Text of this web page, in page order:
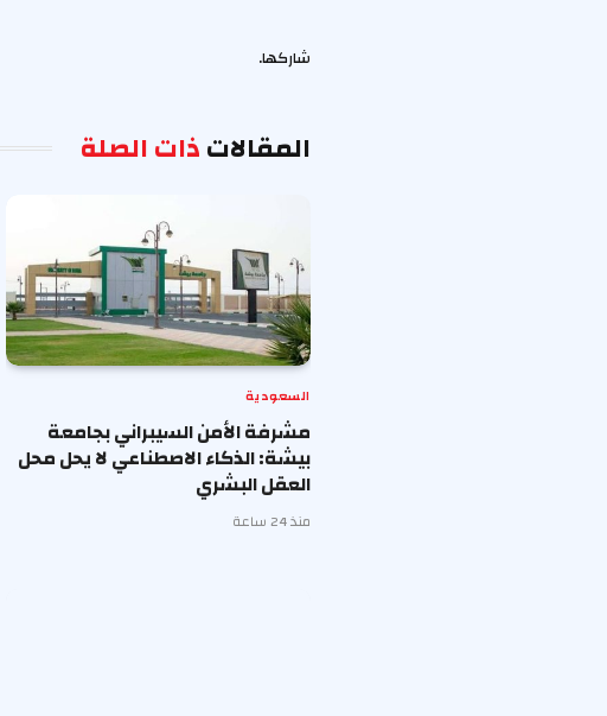
شاركها.
المقالاتذات الصلة
السعودية
مشرفة الأمن السيبراني بجامعة
بيشة: الذكاء الاصطناعي لا يحل محل
العقل البشري
منذ 24 ساعة